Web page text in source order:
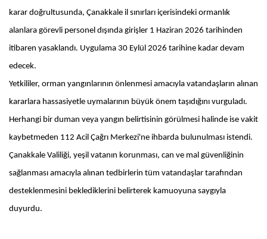
karar doğrultusunda, Çanakkale il sınırları içerisindeki ormanlık
alanlara görevli personel dışında girişler 1 Haziran 2026 tarihinden
itibaren yasaklandı. Uygulama 30 Eylül 2026 tarihine kadar devam
edecek.
Yetkililer, orman yangınlarının önlenmesi amacıyla vatandaşların alınan
kararlara hassasiyetle uymalarının büyük önem taşıdığını vurguladı.
Herhangi bir duman veya yangın belirtisinin görülmesi halinde ise vakit
kaybetmeden 112 Acil Çağrı Merkezi'ne ihbarda bulunulması istendi.
Çanakkale Valiliği, yeşil vatanın korunması, can ve mal güvenliğinin
sağlanması amacıyla alınan tedbirlerin tüm vatandaşlar tarafından
desteklenmesini beklediklerini belirterek kamuoyuna saygıyla
duyurdu.